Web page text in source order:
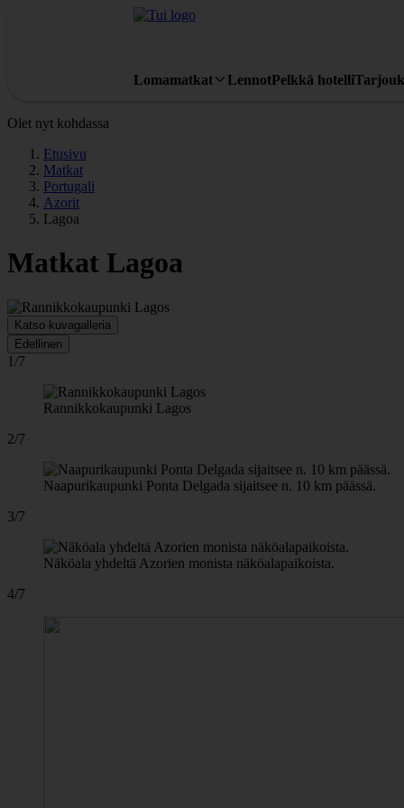
Lomamatkat LennotPelkkä hotelli
Olet nyt kohdassa
Etusivu
Matkat
Portugali
Azorit
Lagoa
Matkat Lagoa
Katso kuvagalleria
Edellinen
1/7
Rannikkokaupunki Lagos
2/7
Naapurikaupunki Ponta Delgada sijaitsee n. 10 km päässä.
3/7
Näköala yhdeltä Azorien monista näköalapaikoista.
4/7